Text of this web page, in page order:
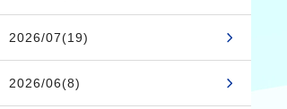
2026/07(19)
2026/06(8)